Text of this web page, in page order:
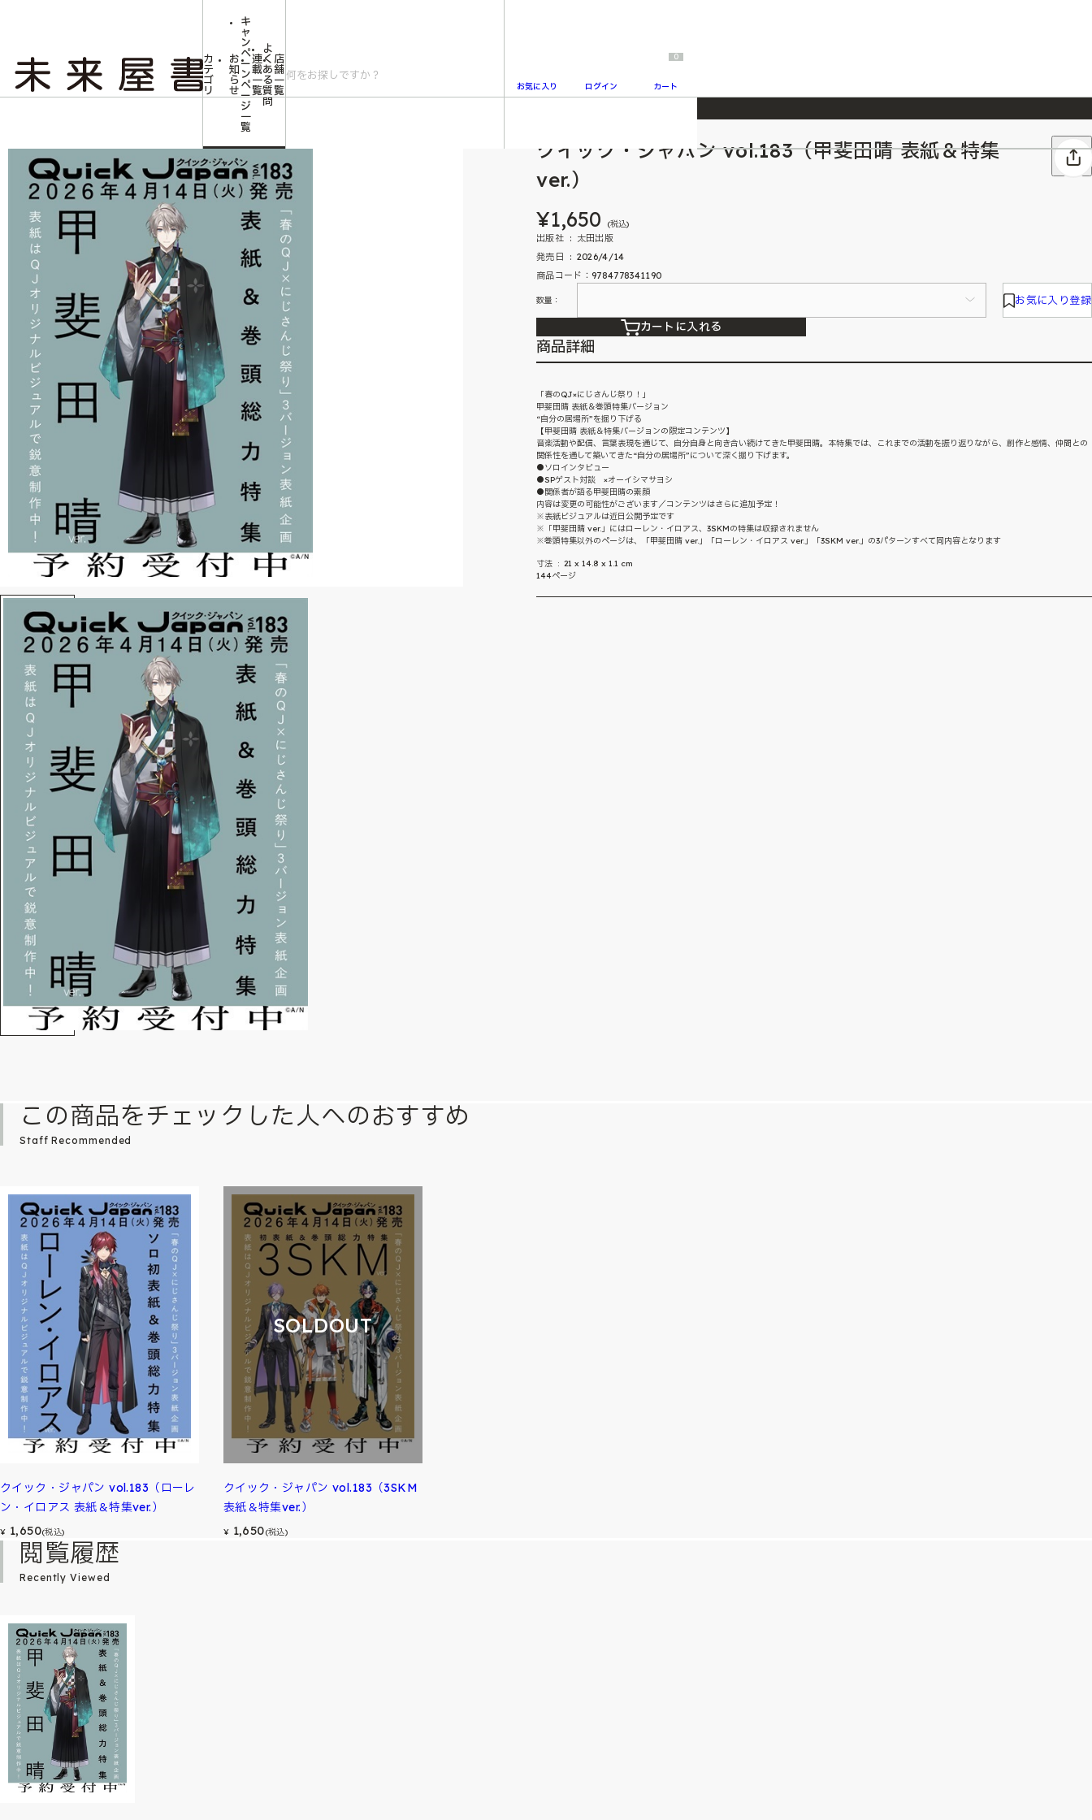
2026/7/23 『ONE PIECE magazine 021 ONE PIECEカード付き同梱版』発売延期のご案内
カ
テ
ゴ
リ
お
知
ら
せ
キ
ャ
ン
ペ
ー
ン
ペ
ー
ジ
一
覧
連
載
一
覧
よ
く
あ
る
質
問
店
舗
一
覧
お気に入り ログイン
0
カート
クイック・ジャパン vol.183（甲斐田晴 表紙＆特集ver.）
クイック・ジャパン vol.183（甲斐田晴 表紙＆特集
ver.）
¥1,650 (税込)
出版社 ‏ : ‎ 太田出版
発売日 ‏ : ‎ 2026/4/14
商品コード：9784778341190
数量： お気に入り登録
カートに入れる
商品詳細
「春のQJ×にじさんじ祭り！」
甲斐田晴 表紙＆巻頭特集バージョン
“自分の居場所”を掘り下げる
【甲斐田晴 表紙＆特集バージョンの限定コンテンツ】
音楽活動や配信、言葉表現を通じて、自分自身と向き合い続けてきた甲斐田晴。本特集では、これまでの活動を振り返りながら、創作と感情、仲間との
関係性を通して築いてきた“自分の居場所”について深く掘り下げます。
●ソロインタビュー
●SPゲスト対談 ×オーイシマサヨシ
●関係者が語る甲斐田晴の素顔
内容は変更の可能性がございます／コンテンツはさらに追加予定！
※表紙ビジュアルは近日公開予定です
※「甲斐田晴 ver.」にはローレン・イロアス、3SKMの特集は収録されません
※巻頭特集以外のページは、「甲斐田晴 ver.」「ローレン・イロアス ver.」「3SKM ver.」の3パターンすべて同内容となります
寸法 ‏ : ‎ 21 x 14.8 x 1.1 cm
144ページ
この商品をチェックした人へのおすすめ
Staff Recommended
クイック・ジャパン vol.183（ローレ
ン・イロアス 表紙＆特集ver.）
¥ 1,650(税込)
SOLDOUT
クイック・ジャパン vol.183（3SKM
表紙＆特集ver.）
¥ 1,650(税込)
閲覧履歴
Recently Viewed